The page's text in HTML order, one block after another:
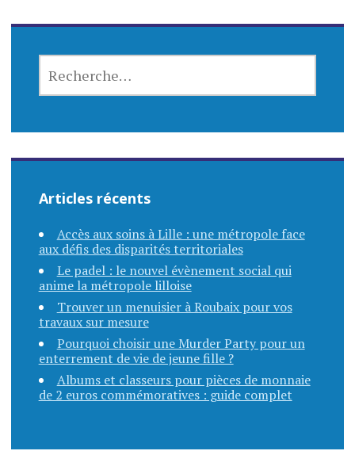
Articles récents
Accès aux soins à Lille : une métropole face
aux défis des disparités territoriales
Le padel : le nouvel évènement social qui
anime la métropole lilloise
Trouver un menuisier à Roubaix pour vos
travaux sur mesure
Pourquoi choisir une Murder Party pour un
enterrement de vie de jeune fille ?
Albums et classeurs pour pièces de monnaie
de 2 euros commémoratives : guide complet